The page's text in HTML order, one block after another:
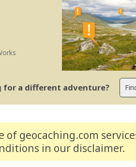
for a different adventure?
of geocaching.com
in our disclaimer.